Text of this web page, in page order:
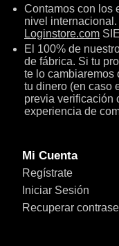
Contamos con los
nivel
Loginstore.com
El 100% de
de fábrica. Si tu
te lo cambiaremos
tu dinero (en caso
previa verificación
experiencia de
Mi Cuenta
Regístrate
Iniciar Sesión
Recuperar